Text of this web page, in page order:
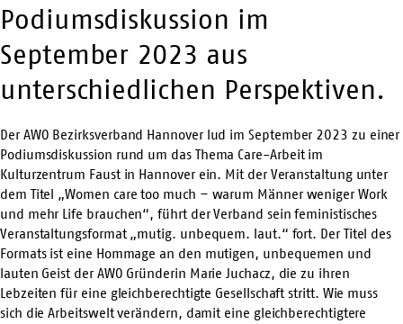
Podiumsdiskussion im
September 2023 aus
unterschiedlichen Perspektiven.
Der AWO Bezirksverband Hannover lud im September 2023 zu einer
Podiumsdiskussion rund um das Thema Care-Arbeit im
Kulturzentrum Faust in Hannover ein. Mit der Veranstaltung unter
dem Titel „Women care too much – warum Männer weniger Work
und mehr Life brauchen“, führt der Verband sein feministisches
Veranstaltungsformat „mutig. unbequem. laut.“ fort. Der Titel des
Formats ist eine Hommage an den mutigen, unbequemen und
lauten Geist der AWO Gründerin Marie Juchacz, die zu ihren
Lebzeiten für eine gleichberechtigte Gesellschaft stritt. Wie muss
sich die Arbeitswelt verändern, damit eine gleichberechtigtere